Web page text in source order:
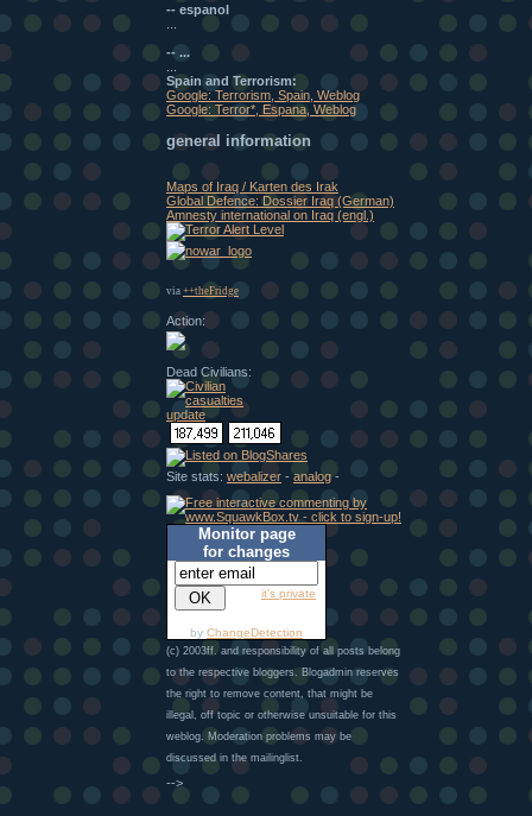
-- espanol
-- ...
Spain and Terrorism:
Google: Terrorism, Spain, Weblog
Google: Terror*, Espana, Weblog
general information
Maps of Iraq / Karten des Irak
Global Defence: Dossier Iraq (German)
Amnesty international on Iraq (engl.)
via ++theFridge
Action:
Dead Civilians:
Site stats: webalizer - analog -
Monitor page
for changes
it's private
by ChangeDetection
(c) 2003ff. and responsibility of all posts belong
to the respective bloggers. Blogadmin reserves
the right to remove content, that might be
illegal, off topic or otherwise unsuitable for this
weblog. Moderation problems may be
discussed in the mailinglist.
-->